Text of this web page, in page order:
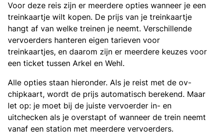
Voor deze reis zijn er meerdere opties wanneer je een
treinkaartje wilt kopen. De prijs van je treinkaartje
hangt af van welke treinen je neemt. Verschillende
vervoerders hanteren eigen tarieven voor
treinkaartjes, en daarom zijn er meerdere keuzes voor
een ticket tussen Arkel en Wehl.
Alle opties staan hieronder. Als je reist met de ov-
chipkaart, wordt de prijs automatisch berekend. Maar
let op: je moet bij de juiste vervoerder in- en
uitchecken als je overstapt of wanneer de trein neemt
vanaf een station met meerdere vervoerders.